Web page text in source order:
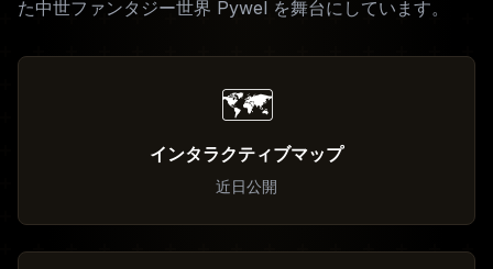
た中世ファンタジー世界 Pywel を舞台にしています。
🗺️
インタラクティブマップ
近日公開